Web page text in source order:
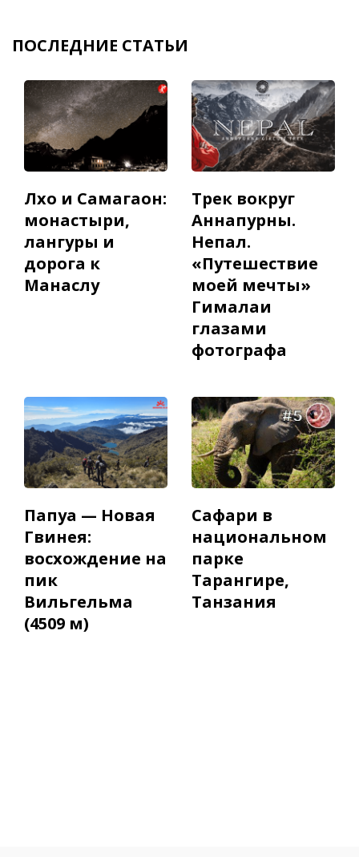
ПОСЛЕДНИЕ СТАТЬИ
Лхо и Самагаон:
монастыри,
лангуры и
дорога к
Манаслу
Трек вокруг
Аннапурны.
Непал.
«Путешествие
моей мечты»
Гималаи
глазами
фотографа
Папуа — Новая
Гвинея:
восхождение на
пик
Вильгельма
(4509 м)
Сафари в
национальном
парке
Тарангире,
Танзания